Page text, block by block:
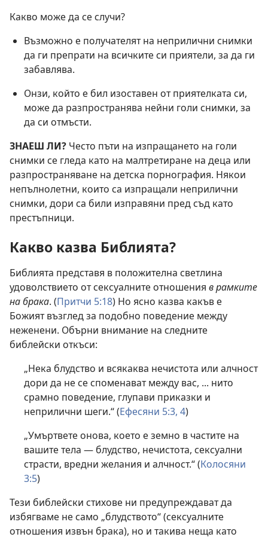
Какво може да се случи?
Възможно е получателят на неприлични снимки
да ги препрати на всичките си приятели, за да ги
забавлява.
Онзи, който е бил изоставен от приятелката си,
може да разпространява нейни голи снимки, за
да си отмъсти.
ЗНАЕШ ЛИ? Често пъти на изпращането на голи
снимки се гледа като на малтретиране на деца или
разпространяване на детска порнография. Някои
непълнолетни, които са изпращали неприлични
снимки, дори са били изправяни пред съд като
престъпници.
Какво казва Библията?
Библията представя в положителна светлина
удоволствието от сексуалните отношения в рамките
на брака. (Притчи 5:18) Но ясно казва какъв е
Божият възглед за подобно поведение между
неженени. Обърни внимание на следните
библейски откъси:
„Нека блудство и всякаква нечистота или алчност
дори да не се споменават между вас, ... нито
срамно поведение, глупави приказки и
неприлични шеги.“ (Ефесяни 5:3, 4)
„Умъртвете онова, което е земно в частите на
вашите тела — блудство, нечистота, сексуални
страсти, вредни желания и алчност.“ (Колосяни
3:5)
Тези библейски стихове ни предупреждават да
избягваме не само „блудството“ (сексуалните
отношения извън брака), но и такива неща като